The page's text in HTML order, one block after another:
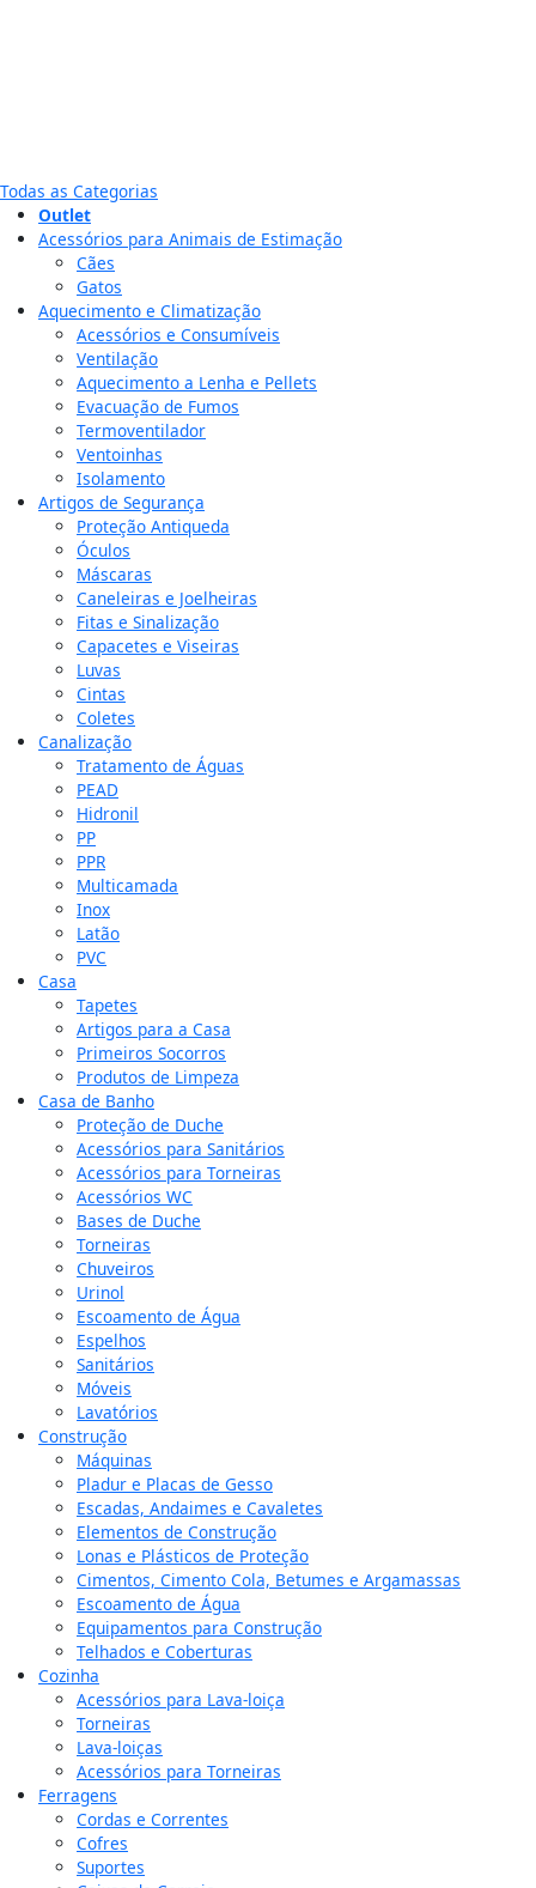
Todas as Categorias
Outlet
Acessórios para Animais de Estimação
Cães
Gatos
Aquecimento e Climatização
Acessórios e Consumíveis
Ventilação
Aquecimento a Lenha e Pellets
Evacuação de Fumos
Termoventilador
Ventoinhas
Isolamento
Artigos de Segurança
Proteção Antiqueda
Óculos
Máscaras
Caneleiras e Joelheiras
Fitas e Sinalização
Capacetes e Viseiras
Luvas
Cintas
Coletes
Canalização
Tratamento de Águas
PEAD
Hidronil
PP
PPR
Multicamada
Inox
Latão
PVC
Casa
Tapetes
Artigos para a Casa
Primeiros Socorros
Produtos de Limpeza
Casa de Banho
Proteção de Duche
Acessórios para Sanitários
Acessórios para Torneiras
Acessórios WC
Bases de Duche
Torneiras
Chuveiros
Urinol
Escoamento de Água
Espelhos
Sanitários
Móveis
Lavatórios
Construção
Máquinas
Pladur e Placas de Gesso
Escadas, Andaimes e Cavaletes
Elementos de Construção
Lonas e Plásticos de Proteção
Cimentos, Cimento Cola, Betumes e Argamassas
Escoamento de Água
Equipamentos para Construção
Telhados e Coberturas
Cozinha
Acessórios para Lava-loiça
Torneiras
Lava-loiças
Acessórios para Torneiras
Ferragens
Cordas e Correntes
Cofres
Suportes